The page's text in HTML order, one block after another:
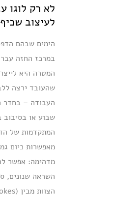
לא רק לוגו
לעיצוב
הימים שבהם
במרכז החזה
המטרה היא
שהעובד ירצה
העבודה – בחדר
שבוע או בסיבוב
המתקדמות של
מאפשרות כיום
מדהימה: אפשר
השראה שנונים,